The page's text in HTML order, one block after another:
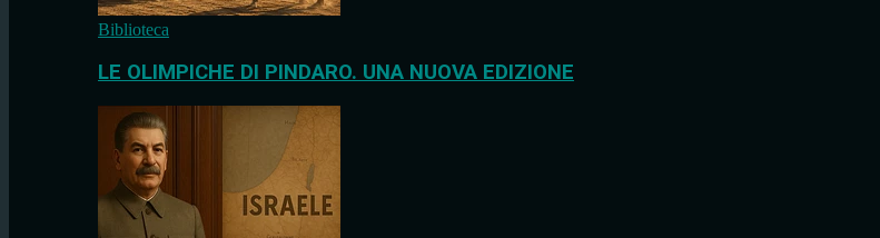
Biblioteca
LE OLIMPICHE DI PINDARO. UNA NUOVA EDIZIONE